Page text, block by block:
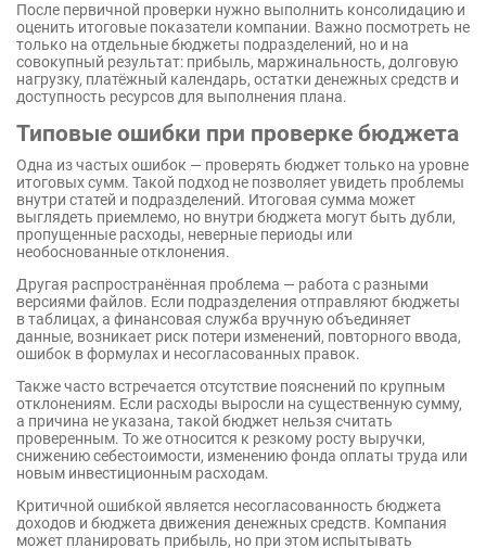
После первичной проверки нужно выполнить консолидацию и
оценить итоговые показатели компании. Важно посмотреть не
только на отдельные бюджеты подразделений, но и на
совокупный результат: прибыль, маржинальность, долговую
нагрузку, платёжный календарь, остатки денежных средств и
доступность ресурсов для выполнения плана.
Типовые ошибки при проверке бюджета
Одна из частых ошибок — проверять бюджет только на уровне
итоговых сумм. Такой подход не позволяет увидеть проблемы
внутри статей и подразделений. Итоговая сумма может
выглядеть приемлемо, но внутри бюджета могут быть дубли,
пропущенные расходы, неверные периоды или
необоснованные отклонения.
Другая распространённая проблема — работа с разными
версиями файлов. Если подразделения отправляют бюджеты
в таблицах, а финансовая служба вручную объединяет
данные, возникает риск потери изменений, повторного ввода,
ошибок в формулах и несогласованных правок.
Также часто встречается отсутствие пояснений по крупным
отклонениям. Если расходы выросли на существенную сумму,
а причина не указана, такой бюджет нельзя считать
проверенным. То же относится к резкому росту выручки,
снижению себестоимости, изменению фонда оплаты труда или
новым инвестиционным расходам.
Критичной ошибкой является несогласованность бюджета
доходов и бюджета движения денежных средств. Компания
может планировать прибыль, но при этом испытывать